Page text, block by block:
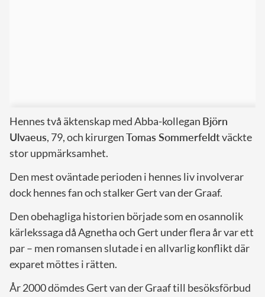
Hennes två äktenskap med Abba-kollegan Björn
Ulvaeus, 79, och kirurgenTomas Sommerfeldtväckte
stor uppmärksamhet.
Den mest oväntade perioden i hennes liv involverar
dock hennes fan och stalker Gert van der Graaf.
Den obehagliga historien började som en osannolik
kärlekssaga då Agnetha och Gert under flera år var ett
par – men romansen slutade i en allvarlig konflikt där
exparet möttes i rätten.
År 2000 dömdes Gert van der Graaf till besöksförbud